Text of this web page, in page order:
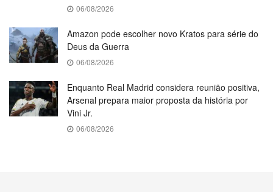
06/08/2026
Amazon pode escolher novo Kratos para série do
Deus da Guerra
06/08/2026
Enquanto Real Madrid considera reunião positiva,
Arsenal prepara maior proposta da história por
Vini Jr.
06/08/2026